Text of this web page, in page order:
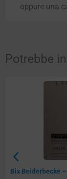
oppure una
Potrebbe
Bix Beiderbecke